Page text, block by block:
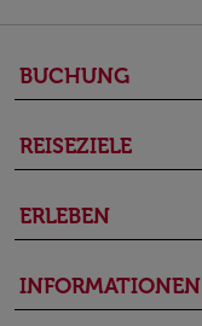
BUCHUNG
REISEZIELE
ERLEBEN
INFORMATIONEN